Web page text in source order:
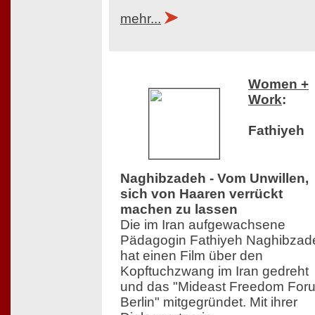
mehr...
Women +
Work:
Fathiyeh
Naghibzadeh - Vom Unwillen,
sich von Haaren verrückt
machen zu lassen
Die im Iran aufgewachsene
Pädagogin Fathiyeh
hat einen Film über den
Kopftuchzwang im Iran gedreht
und das "Mideast Freedom
Berlin" mitgegründet. Mit ihrer